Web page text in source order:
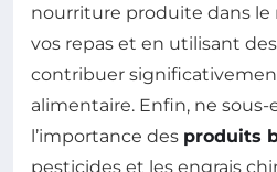
nourriture produite dans le
vos repas et en utilisant
contribuer
alimentaire. Enfin, ne sous-
l’importance des produits
pesticides et les engrais